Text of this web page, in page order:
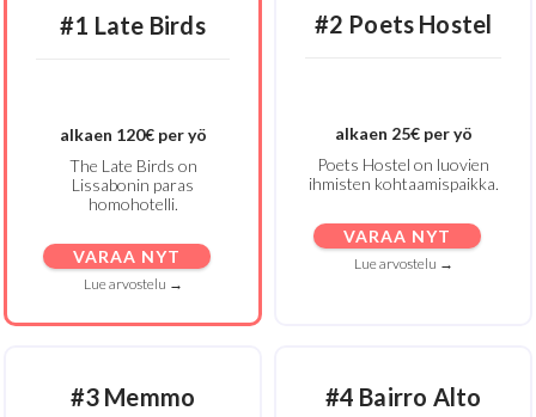
#1 Late Birds
alkaen 120€ per yö
The Late Birds on
Lissabonin paras
homohotelli.
VARAA NYT
Lue arvostelu →
#2 Poets Hostel
alkaen 25€ per yö
Poets Hostel on luovien
ihmisten kohtaamispaikka.
VARAA NYT
Lue arvostelu →
#3 Memmo #4 Bairro Alto